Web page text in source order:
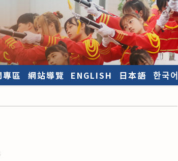
區 網站導覽 ENGLISH 日本語 한국어